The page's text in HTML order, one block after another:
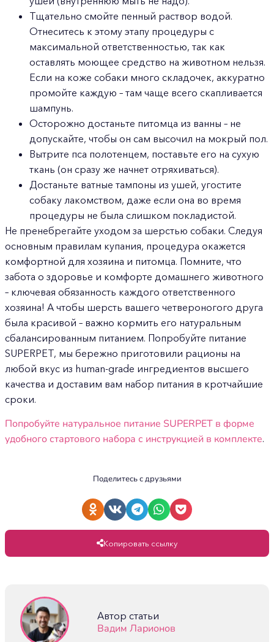
Тщательно смойте пенный раствор водой.
Отнеситесь к этому этапу процедуры с
максимальной ответственностью, так как
оставлять моющее средство на животном нельзя.
Если на коже собаки много складочек, аккуратно
промойте каждую – там чаще всего скапливается
шампунь.
Осторожно достаньте питомца из ванны – не
допускайте, чтобы он сам высочил на мокрый пол.
Вытрите пса полотенцем, поставьте его на сухую
ткань (он сразу же начнет отряхиваться).
Достаньте ватные тампоны из ушей, угостите
собаку лакомством, даже если она во время
процедуры не была слишком покладистой.
Не пренебрегайте уходом за шерстью собаки. Следуя
основным правилам купания, процедура окажется
комфортной для хозяина и питомца. Помните, что
забота о здоровье и комфорте домашнего животного
– ключевая обязанность каждого ответственного
хозяина! А чтобы шерсть вашего четвероногого друга
была красивой – важно кормить его натуральным
сбалансированным питанием. Попробуйте питание
SUPERPET, мы бережно приготовили рационы на
любой вкус из human-grade ингредиентов высшего
качества и доставим вам набор питания в кротчайшие
сроки.
Попробуйте натуральное питание SUPERPET в форме
удобного стартового набора с инструкцией в комплекте.
Поделитесь с друзьями
Копировать ссылку
Автор статьи
Вадим Ларионов